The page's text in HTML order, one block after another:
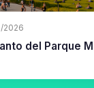
2026
del Parque